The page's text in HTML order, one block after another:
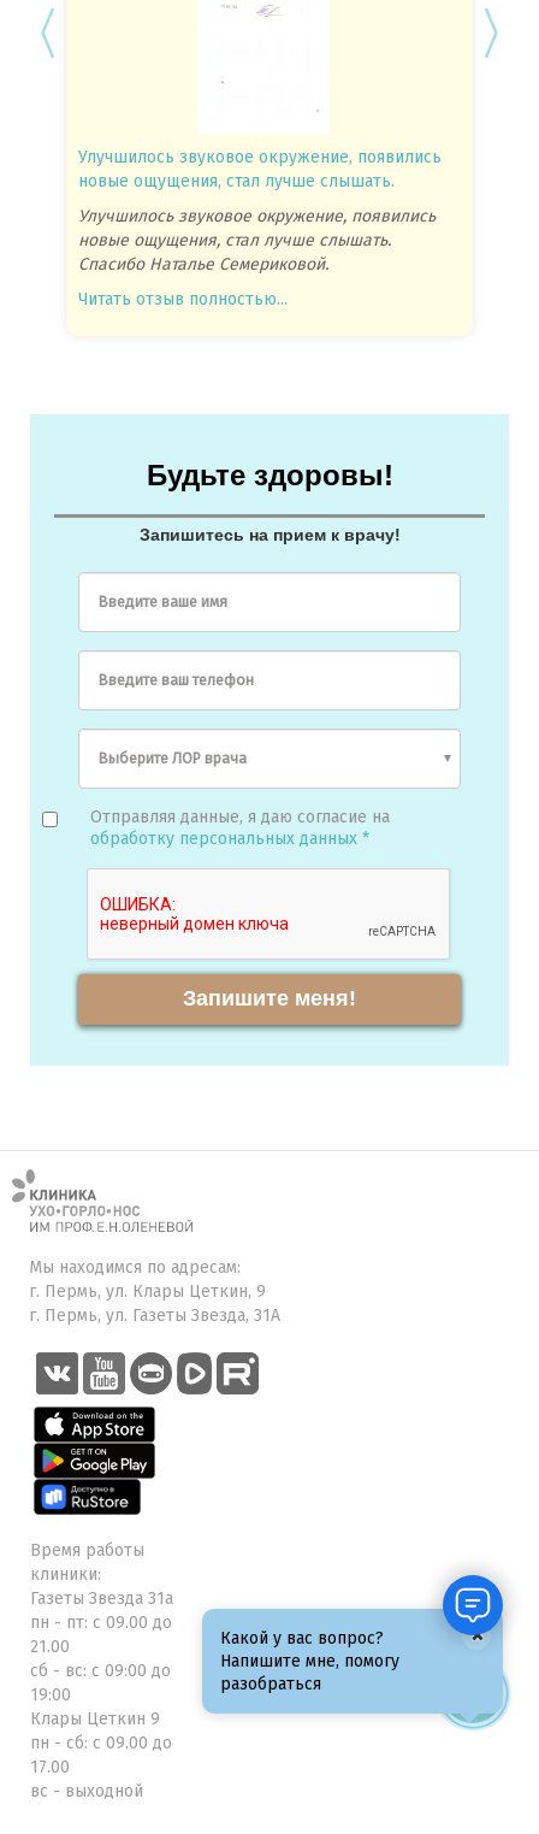
Улучшилось звуковое окружение, появились
новые ощущения, стал лучше слышать.
Улучшилось звуковое окружение, появились
новые ощущения, стал лучше слышать.
Спасибо Наталье Семериковой.
Читать отзыв полностью...
Будьте здоровы!
Запишитесь на прием к врачу!
Введите ваше имя
Введите ваш телефон
Отправляя данные, я даю согласие на
обработку персональных данных *
Запишите меня!
Мы находимся по адресам:
г. Пермь, ул. Клары Цеткин, 9
г. Пермь, ул. Газеты Звезда, 31А
Время работы
клиники:
Газеты Звезда 31а
пн - пт: с 09.00 до
21.00
сб - вс: с 09:00 до
19:00
Клары Цеткин 9
пн - сб: с 09.00 до
17.00
вс - выходной
Какой у вас вопрос?
Напишите мне, помогу
разобраться
×